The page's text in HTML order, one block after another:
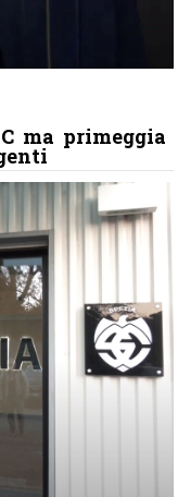
ma primeggia